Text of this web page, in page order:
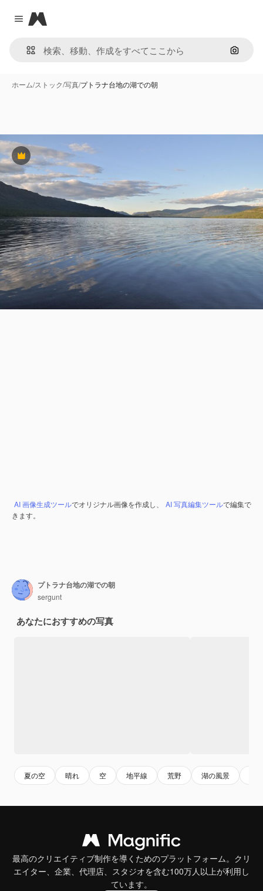
Close menu
Magnific
画像で
ホーム/ストック/写真/プトラナ台地の湖での朝
Premium
AI 画像生成ツールでオリジナル画像を作成し、 AI 写真編集ツールで編集で
きます。
プトラナ台地の湖での朝
sergunt
あなたにおすすめの写真
夏の空 晴れ 空 地平線 荒野 湖の風景
最高のクリエイティブ制作を導くためのプラットフォーム。クリ
エイター、企業、代理店、スタジオを含む100万人以上が利用し
ています。